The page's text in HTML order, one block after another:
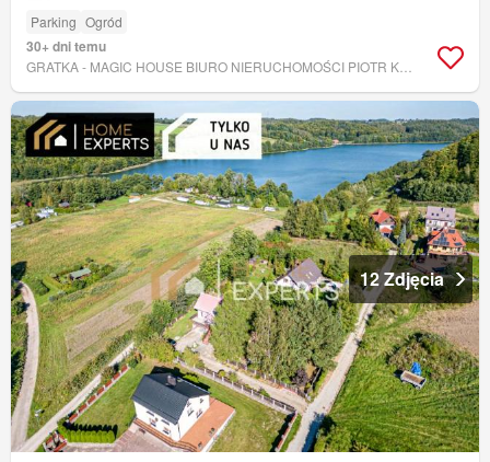
Parking Ogród
30+ dni temu
12 Zdjęcia